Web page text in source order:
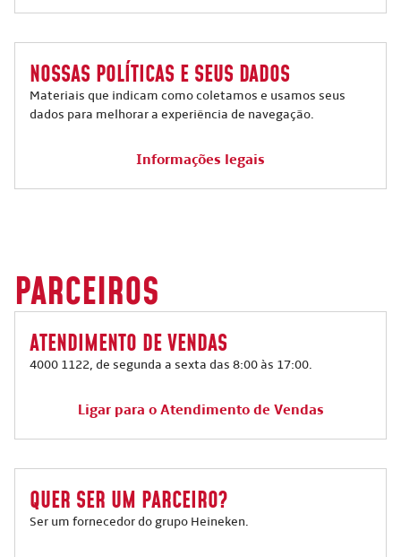
NOSSAS POLÍTICAS E SEUS DADOS
Materiais que indicam como coletamos e usamos seus
dados para melhorar a experiência de navegação.
Informações legais
PARCEIROS
ATENDIMENTO DE VENDAS
4000 1122, de segunda a sexta das 8:00 às 17:00.
Ligar para o Atendimento de Vendas
QUER SER UM PARCEIRO?
Ser um fornecedor do grupo Heineken.